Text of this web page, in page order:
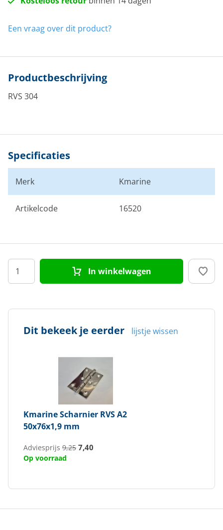
Een vraag over dit product?
Productbeschrijving
RVS 304
Specificaties
Merk Kmarine
Artikelcode 16520
In winkelwagen
Dit bekeek je eerder lijstje wissen
KmarineScharnier RVS A2
50x76x1,9 mm
Adviesprijs 9,25 7,40
Op voorraad